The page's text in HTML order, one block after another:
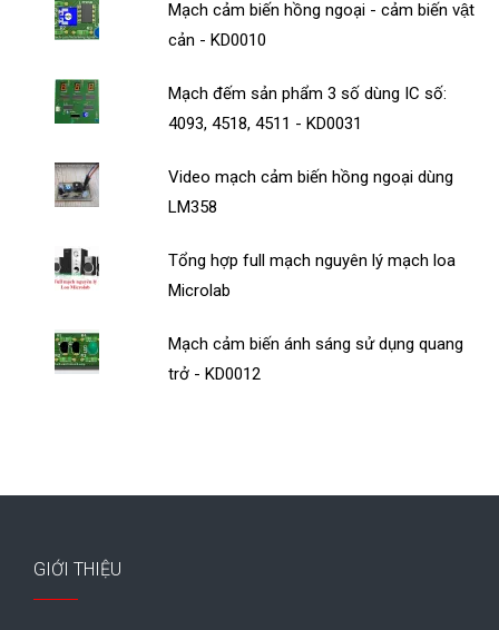
Mạch cảm biến hồng ngoại - cảm biến vật
cản - KD0010
Mạch đếm sản phẩm 3 số dùng IC số:
4093, 4518, 4511 - KD0031
Video mạch cảm biến hồng ngoại dùng
LM358
Tổng hợp full mạch nguyên lý mạch loa
Microlab
Mạch cảm biến ánh sáng sử dụng quang
trở - KD0012
GIỚI THIỆU